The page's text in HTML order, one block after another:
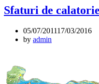
Sfaturi de
05/07/201117/03/2016
by admin